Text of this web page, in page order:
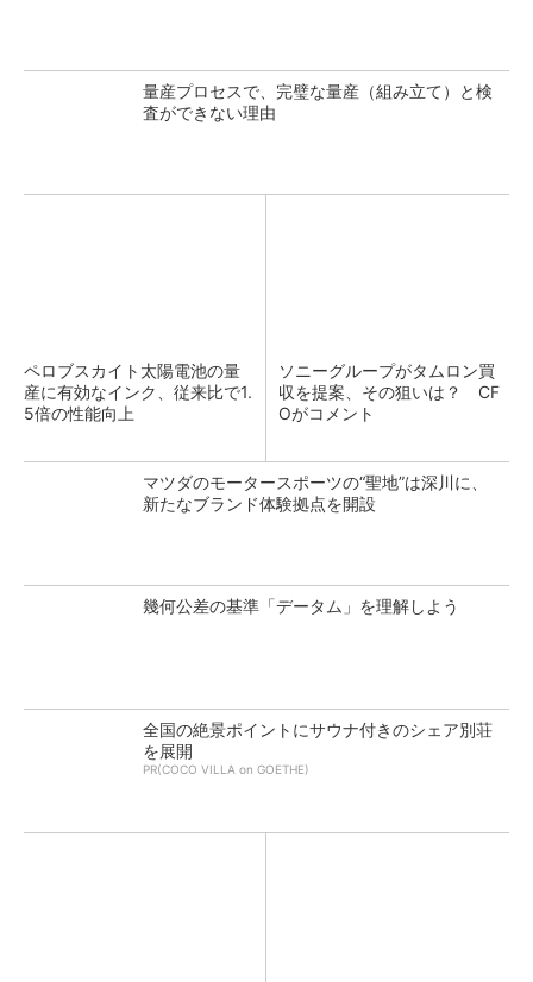
量産プロセスで、完璧な量産（組み立て）と検
査ができない理由
ペロブスカイト太陽電池の量
産に有効なインク、従来比で1.
5倍の性能向上
ソニーグループがタムロン買
収を提案、その狙いは？ CF
Oがコメント
マツダのモータースポーツの“聖地”は深川に、
新たなブランド体験拠点を開設
幾何公差の基準「データム」を理解しよう
全国の絶景ポイントにサウナ付きのシェア別荘
を展開
PR(COCO VILLA on GOETHE)